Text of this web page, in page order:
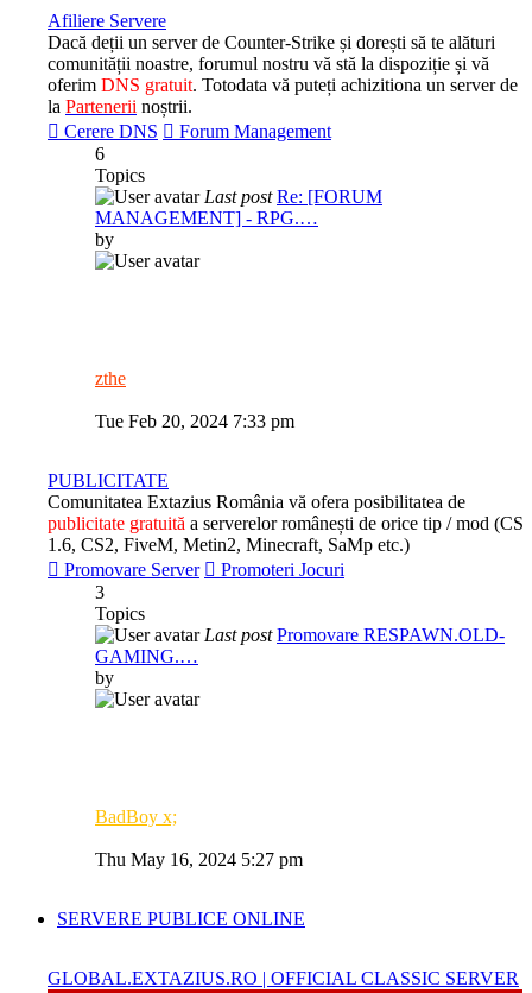
Afiliere Servere
Dacă deții un server de Counter-Strike și dorești să te alături
comunității noastre, forumul nostru vă stă la dispoziție și vă
oferim DNS gratuit. Totodata vă puteți achizitiona un server de
la Partenerii noștrii.
Cerere DNS
Forum Management
6
Topics
Last post Re: [FORUM
MANAGEMENT] - RPG.…
by
zthe
the
Tue Feb 20, 2024 7:33 pm
PUBLICITATE
Comunitatea Extazius România vă ofera posibilitatea de
publicitate gratuită a serverelor românești de orice tip / mod (CS
1.6, CS2, FiveM, Metin2, Minecraft, SaMp etc.)
Promovare Server
Promoteri Jocuri
3
Topics
Last post Promovare RESPAWN.OLD-
GAMING.…
by
BadBoy x;
the
Thu May 16, 2024 5:27 pm
SERVERE PUBLICE ONLINE
GLOBAL.EXTAZIUS.RO | OFFICIAL CLASSIC SERVER